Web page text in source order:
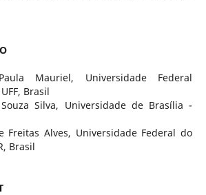
Mauriel, Universidade Federal
Brasil
Silva, Universidade de Brasília -
Freitas Alves, Universidade Federal do
, Brasil